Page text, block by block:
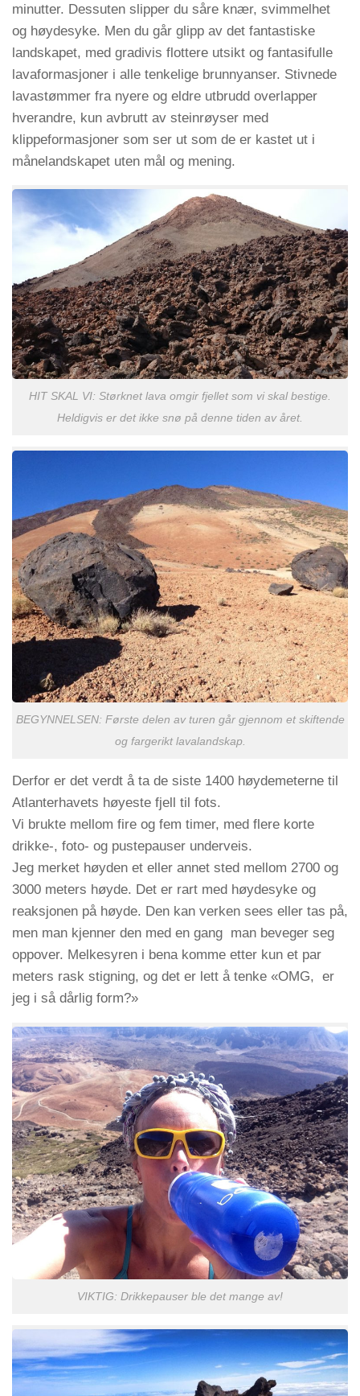
minutter. Dessuten slipper du såre knær, svimmelhet
og høydesyke. Men du går glipp av det fantastiske
landskapet, med gradivis flottere utsikt og fantasifulle
lavaformasjoner i alle tenkelige brunnyanser. Stivnede
lavastømmer fra nyere og eldre utbrudd overlapper
hverandre, kun avbrutt av steinrøyser med
klippeformasjoner som ser ut som de er kastet ut i
månelandskapet uten mål og mening.
HIT SKAL VI: Størknet lava omgir fjellet som vi skal bestige.
Heldigvis er det ikke snø på denne tiden av året.
BEGYNNELSEN: Første delen av turen går gjennom et skiftende
og fargerikt lavalandskap.
Derfor er det verdt å ta de siste 1400 høydemeterne til
Atlanterhavets høyeste fjell til fots.
Vi brukte mellom fire og fem timer, med flere korte
drikke-, foto- og pustepauser underveis.
Jeg merket høyden et eller annet sted mellom 2700 og
3000 meters høyde. Det er rart med høydesyke og
reaksjonen på høyde. Den kan verken sees eller tas på,
men man kjenner den med en gang man beveger seg
oppover. Melkesyren i bena komme etter kun et par
meters rask stigning, og det er lett å tenke «OMG, er
jeg i så dårlig form?»
VIKTIG: Drikkepauser ble det mange av!